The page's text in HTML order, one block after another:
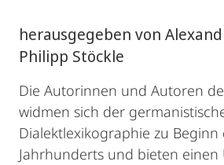
herausgegeben von
Philipp Stöckle
Die Autorinnen und Autoren
widmen sich der
Dialektlexikographie zu Beginn
Jahrhunderts und bieten einen